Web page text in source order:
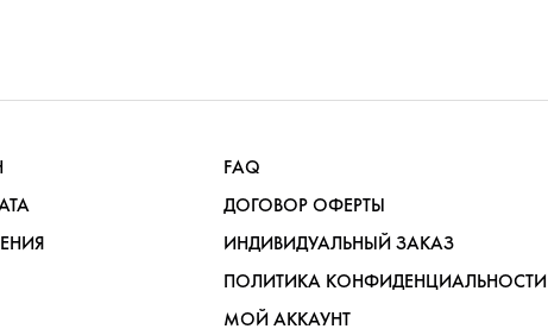
FAQ
ДОГОВОР ОФЕРТЫ
ИНДИВИДУАЛЬНЫЙ ЗАКАЗ
ПОЛИТИКА КОНФИДЕНЦИАЛЬНОСТИ
МОЙ АККАУНТ